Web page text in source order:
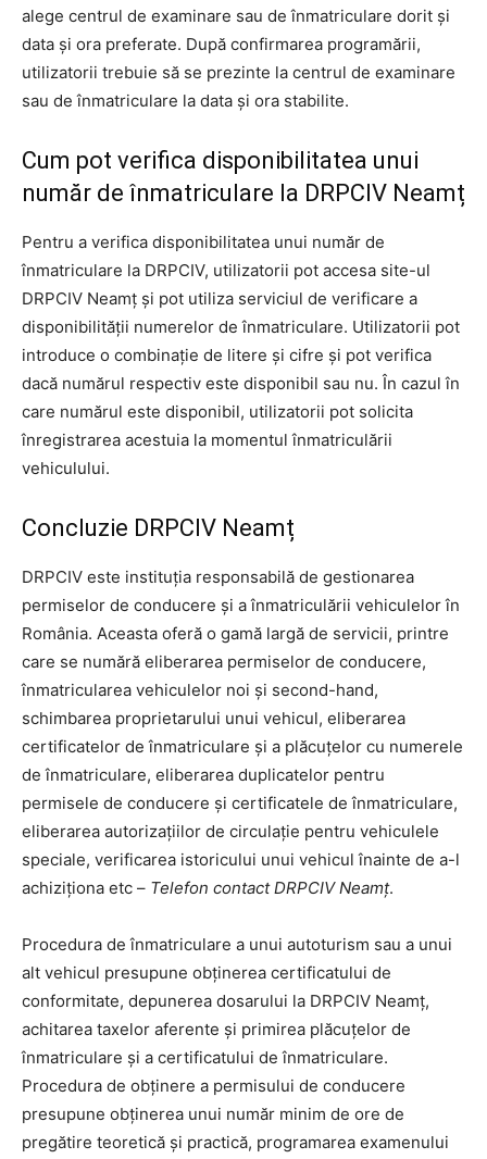
alege centrul de examinare sau de înmatriculare dorit și
data și ora preferate. După confirmarea programării,
utilizatorii trebuie să se prezinte la centrul de examinare
sau de înmatriculare la data și ora stabilite.
Cum pot verifica disponibilitatea unui
număr de înmatriculare la DRPCIV Neamț
Pentru a verifica disponibilitatea unui număr de
înmatriculare la DRPCIV, utilizatorii pot accesa site-ul
DRPCIV Neamț și pot utiliza serviciul de verificare a
disponibilității numerelor de înmatriculare. Utilizatorii pot
introduce o combinație de litere și cifre și pot verifica
dacă numărul respectiv este disponibil sau nu. În cazul în
care numărul este disponibil, utilizatorii pot solicita
înregistrarea acestuia la momentul înmatriculării
vehiculului.
Concluzie DRPCIV Neamț
DRPCIV este instituția responsabilă de gestionarea
permiselor de conducere și a înmatriculării vehiculelor în
România. Aceasta oferă o gamă largă de servicii, printre
care se numără eliberarea permiselor de conducere,
înmatricularea vehiculelor noi și second-hand,
schimbarea proprietarului unui vehicul, eliberarea
certificatelor de înmatriculare și a plăcuțelor cu numerele
de înmatriculare, eliberarea duplicatelor pentru
permisele de conducere și certificatele de înmatriculare,
eliberarea autorizațiilor de circulație pentru vehiculele
speciale, verificarea istoricului unui vehicul înainte de a-l
achiziționa etc – Telefon contact DRPCIV Neamț.
Procedura de înmatriculare a unui autoturism sau a unui
alt vehicul presupune obținerea certificatului de
conformitate, depunerea dosarului la DRPCIV Neamț,
achitarea taxelor aferente și primirea plăcuțelor de
înmatriculare și a certificatului de înmatriculare.
Procedura de obținere a permisului de conducere
presupune obținerea unui număr minim de ore de
pregătire teoretică și practică, programarea examenului